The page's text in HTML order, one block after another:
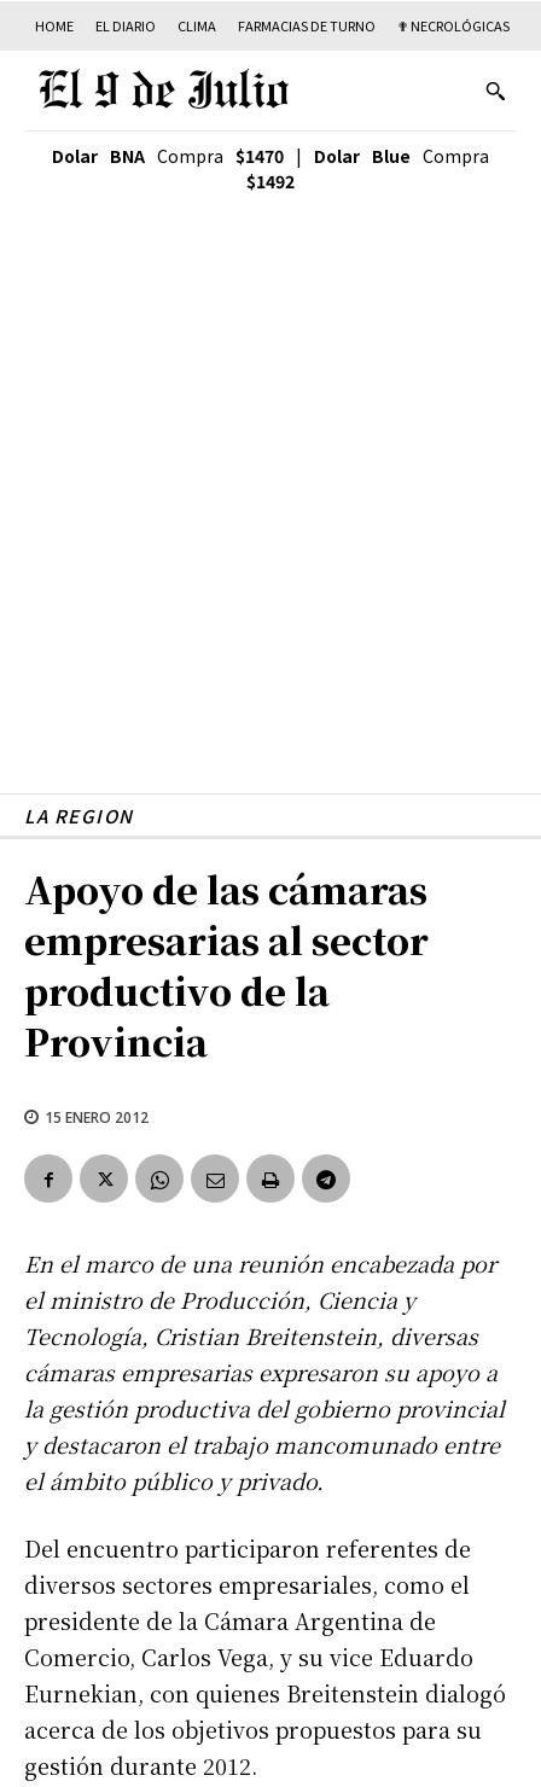
HOME EL DIARIO CLIMA FARMACIAS DE TURNO ✟ NECROLÓGICAS
Dolar BNA Compra $1470 | Dolar Blue Compra
$1492
LA REGION
Apoyo de las cámaras
empresarias al sector
productivo de la
Provincia
15 ENERO 2012
En el marco de una reunión encabezada por
el ministro de Producción, Ciencia y
Tecnología, Cristian Breitenstein, diversas
cámaras empresarias expresaron su apoyo a
la gestión productiva del gobierno provincial
y destacaron el trabajo mancomunado entre
el ámbito público y privado.
Del encuentro participaron referentes de
diversos sectores empresariales, como el
presidente de la Cámara Argentina de
Comercio, Carlos Vega, y su vice Eduardo
Eurnekian, con quienes Breitenstein dialogó
acerca de los objetivos propuestos para su
gestión durante 2012.